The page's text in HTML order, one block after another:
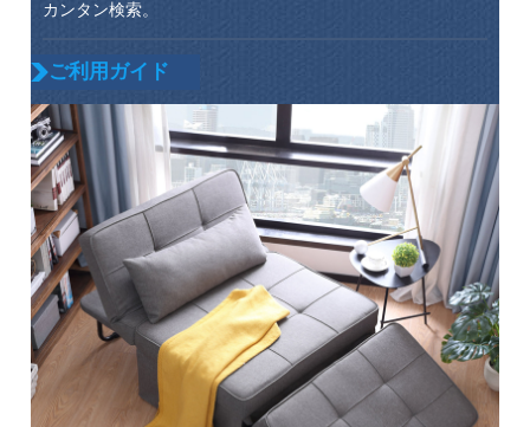
カンタン検索。
ご利用ガイド